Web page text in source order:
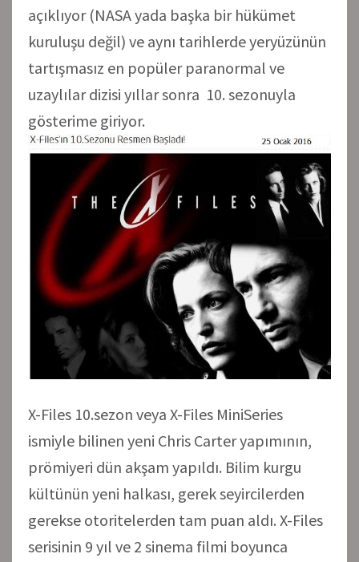
açıklıyor (NASA yada başka bir hükümet
kuruluşu değil) ve aynı tarihlerde yeryüzünün
tartışmasız en popüler paranormal ve
uzaylılar dizisi yıllar sonra 10. sezonuyla
gösterime giriyor.
X-Files 10.sezon veya X-Files MiniSeries
ismiyle bilinen yeni Chris Carter yapımının,
prömiyeri dün akşam yapıldı. Bilim kurgu
kültünün yeni halkası, gerek seyircilerden
gerekse otoritelerden tam puan aldı. X-Files
serisinin 9 yıl ve 2 sinema filmi boyunca